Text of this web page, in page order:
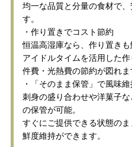
均一な品質と分量の食材で
す。
・作り置きでコスト節約
恒温高湿庫なら、作り置きも
アイドルタイムを活用した
件費・光熱費の節約が図れま
・「そのまま保管」で風味維
刺身の盛り合わせや洋菓子
の保管が可能。
すぐにご提供できる状態の
鮮度維持ができます。